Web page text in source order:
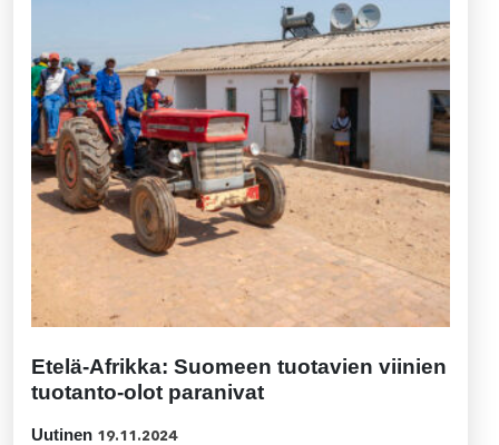
Etelä-Afrikka: Suomeen tuotavien viinien
tuotanto-olot paranivat
Uutinen 19.11.2024